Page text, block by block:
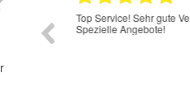
Top Service! Sehr gute
Spezielle Angebote!